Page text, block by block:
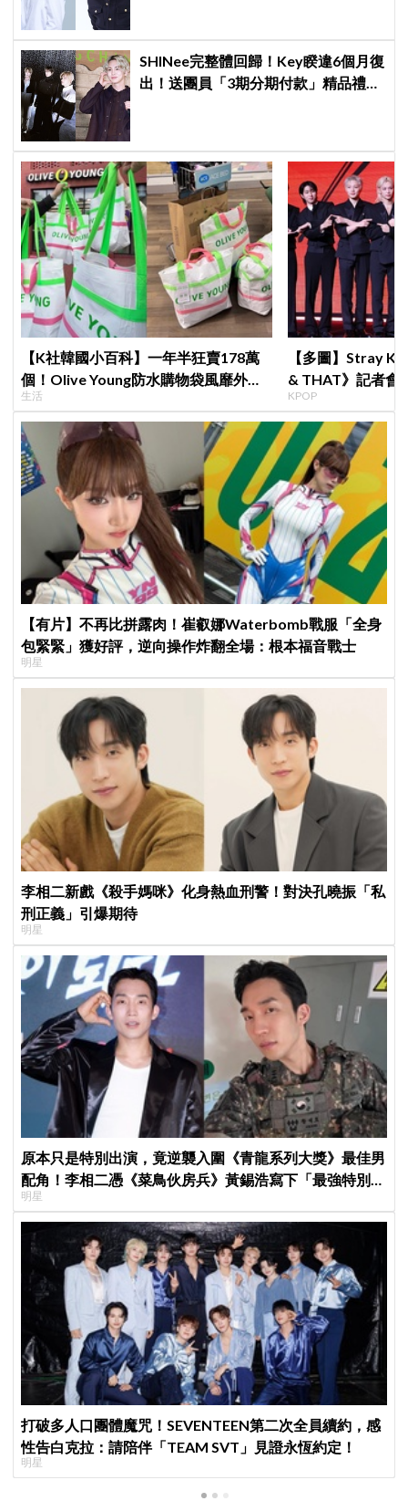
SHINee完整體回歸！Key睽違6個月復
出！送團員「3期分期付款」精品禮
【K社韓國小百科】一年半狂賣178萬
個！Olive Young防水購物袋風靡外國
遊客，機場「人手一個」成新奇景
生活
【多圖】Stray
& THAT》記者會
滿自信，預告「
樂圈
KPOP
【有片】不再比拼露肉！崔叡娜Waterbomb戰服「全身
包緊緊」獲好評，逆向操作炸翻全場：根本福音戰士
明星
李相二新戲《殺手媽咪》化身熱血刑警！對決孔曉振「私
刑正義」引爆期待
明星
原本只是特別出演，竟逆襲入圍《青龍系列大獎》最佳男
配角！李相二憑《菜鳥伙房兵》黃錫浩寫下「最強特別出
演」傳奇
明星
打破多人口團體魔咒！SEVENTEEN第二次全員續約，感
性告白克拉：請陪伴「TEAM SVT」見證永恆約定！
明星